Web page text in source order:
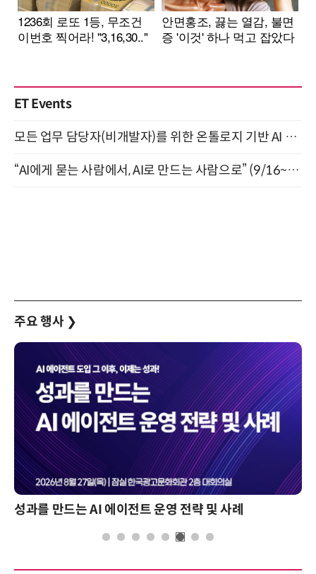
ET Events
모든 업무 담당자(비개발자)를 위한 온톨로지 기반 AI 지식체계 설계 1-day 워크숍 8월 20일 개최
“AI에게 묻는 사람에서, AI로 만드는 사람으로” (9/16~17)
주요 행사 ❯
성과를 만드는 AI 에이전트 운영 전략 및 사례